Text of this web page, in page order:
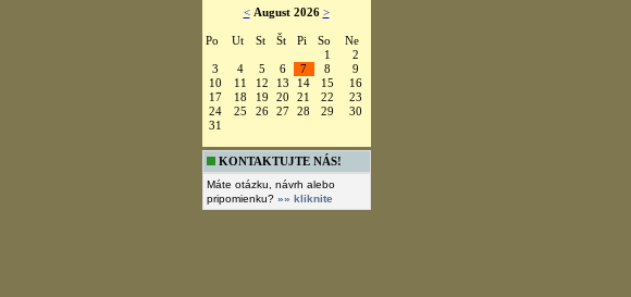
< August 2026 >
Po Ut St Št Pi So
Ne
1
2
3
4 5 6 7 8
9
10
11 12 13 14 15
16
17
18 19 20 21 22
23
24
25 26 27 28 29
30
31
KONTAKTUJTE NÁS!
Máte otázku, návrh alebo
pripomienku? »» kliknite